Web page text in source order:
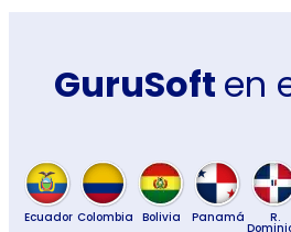
GuruSoft en
Ecuador Colombia Bolivia Panamá R.